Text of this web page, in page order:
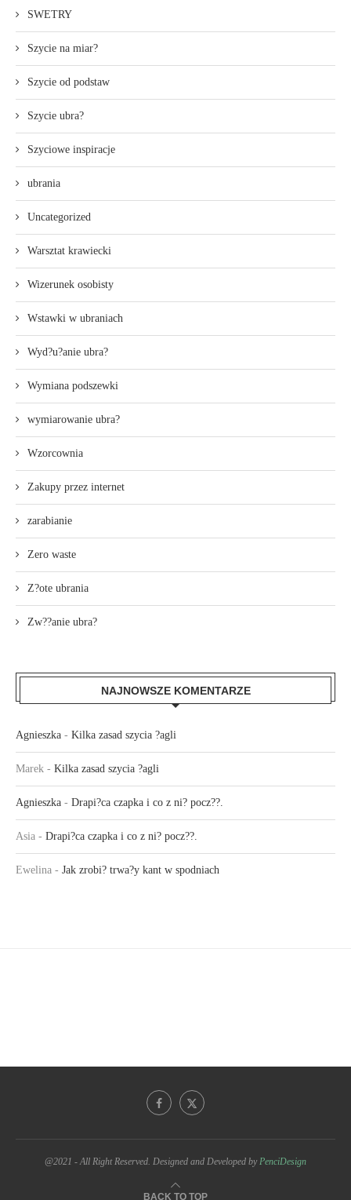
SWETRY
Szycie na miar?
Szycie od podstaw
Szycie ubra?
Szyciowe inspiracje
ubrania
Uncategorized
Warsztat krawiecki
Wizerunek osobisty
Wstawki w ubraniach
Wyd?u?anie ubra?
Wymiana podszewki
wymiarowanie ubra?
Wzorcownia
Zakupy przez internet
zarabianie
Zero waste
Z?ote ubrania
Zw??anie ubra?
NAJNOWSZE KOMENTARZE
Agnieszka - Kilka zasad szycia ?agli
Marek - Kilka zasad szycia ?agli
Agnieszka - Drapi?ca czapka i co z ni? pocz??.
Asia - Drapi?ca czapka i co z ni? pocz??.
Ewelina - Jak zrobi? trwa?y kant w spodniach
@2021 - All Right Reserved. Designed and Developed byPenciDesign
BACK TO TOP